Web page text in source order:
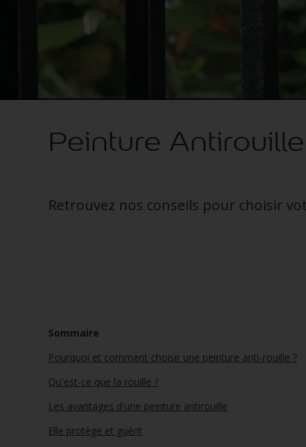
Peinture Antirouille
Retrouvez nos conseils pour choisir
Sommaire
Pourquoi et comment choisir une peinture anti-rouille ?
Qu'est-ce que la rouille ?
Les avantages d'une peinture antirouille
Elle protège et guérit